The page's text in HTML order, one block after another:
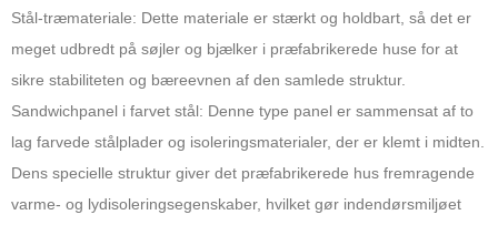
Stål-træmateriale: Dette materiale er stærkt og holdbart, så det er
meget udbredt på søjler og bjælker i præfabrikerede huse for at
sikre stabiliteten og bæreevnen af ​​den samlede struktur.
Sandwichpanel i farvet stål: Denne type panel er sammensat af to
lag farvede stålplader og isoleringsmaterialer, der er klemt i midten.
Dens specielle struktur giver det præfabrikerede hus fremragende
varme- og lydisoleringsegenskaber, hvilket gør indendørsmiljøet